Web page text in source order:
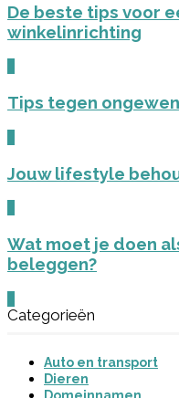
De beste tips voor
winkelinrichting
Tips tegen
Jouw lifestyle
Wat moet je doen
beleggen?
Categorieën
Auto en transport
Dieren
Domeinnamen